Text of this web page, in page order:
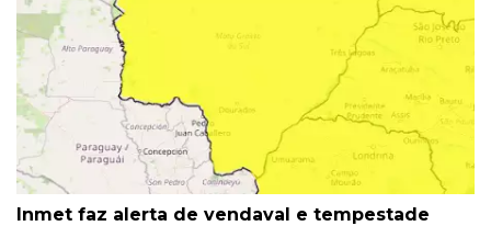
Inmet faz alerta de vendaval e tempestade